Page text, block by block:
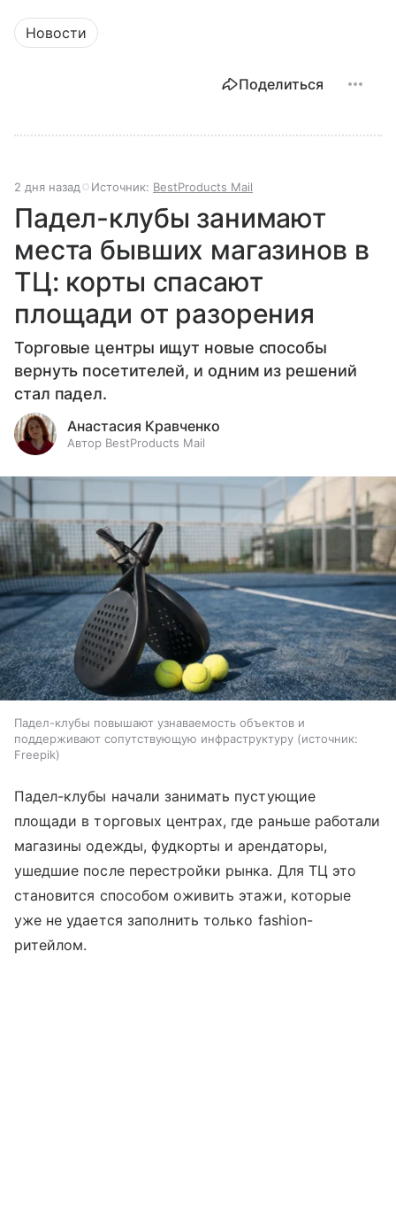
Новости
Поделиться
2 дня назад Источник: BestProducts Mail
Падел-клубы занимают
места бывших магазинов в
ТЦ: корты спасают
площади от разорения
Торговые центры ищут новые способы
вернуть посетителей, и одним из решений
стал падел.
Анастасия Кравченко
Автор BestProducts Mail
Падел-клубы повышают узнаваемость объектов и
поддерживают сопутствующую инфраструктуру
источник:
Freepik
Падел-клубы начали занимать пустующие
площади в торговых центрах, где раньше работали
магазины одежды, фудкорты и арендаторы,
ушедшие после перестройки рынка. Для ТЦ это
становится способом оживить этажи, которые
уже не удается заполнить только fashion-
ритейлом.